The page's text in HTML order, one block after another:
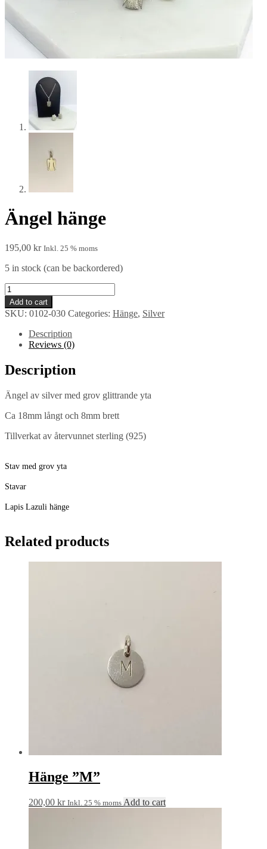
Ängel hänge
195,00 kr Inkl. 25 % moms
5 in stock (can be backordered)
Ängel
hänge
quantity
Add to cart
SKU: 0102-030 Categories: Hänge, Silver
Description
Reviews (0)
Description
Ängel av silver med grov glittrande yta
Ca 18mm långt och 8mm brett
Tillverkat av återvunnet sterling (925)
Stav med grov yta
Stavar
Lapis Lazuli hänge
Related products
Hänge ”M”
200,00 kr Inkl. 25 % moms Add to cart